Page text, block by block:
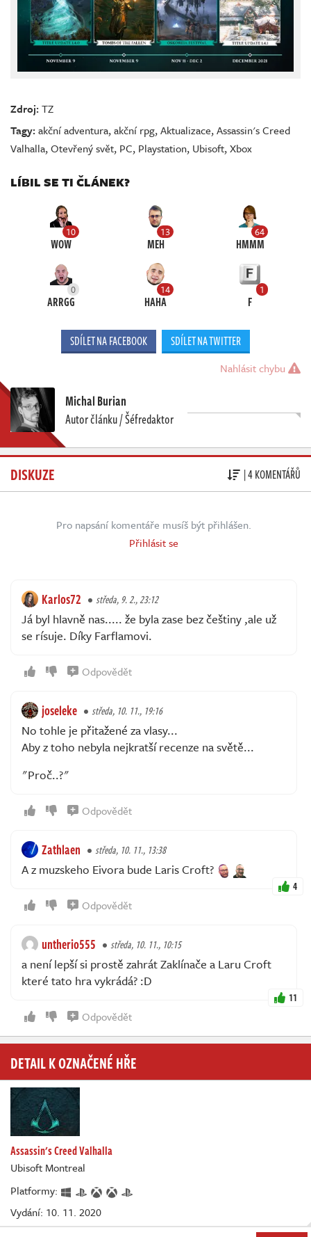
Zdroj:TZ
Tagy:akční adventura,akční rpg,Aktualizace,Assassin's Creed
Valhalla,Otevřený svět, PC, Playstation, Ubisoft,Xbox
LÍBIL SE TI ČLÁNEK?
10
WOW
13
MEH
64
HMMM
0
ARRGG
14
HAHA
1
F
SDÍLET NA FACEBOOK SDÍLET NA TWITTER
Nahlásit chybu
Michal Burian
Autor článku / Šéfredaktor
DISKUZE | 4 KOMENTÁŘŮ
Pro napsání komentáře musíš být přihlášen.
Přihlásit se
Karlos72 středa, 9. 2., 23:12
Já byl hlavně nas..... že byla zase bez češtiny ,ale už
se rísuje. Díky Farflamovi.
Odpovědět
joseleke středa, 10. 11., 19:16
No tohle je přitažené za vlasy...
Aby z toho nebyla nejkratší recenze na světě...
"Proč..?"
Odpovědět
Zathlaen středa, 10. 11., 13:38
A z muzskeho Eivora bude Laris Croft?
4
Odpovědět
untherio555 středa, 10. 11., 10:15
a není lepší si prostě zahrát Zaklínače a Laru Croft
které tato hra vykrádá? :D
11
Odpovědět
DETAIL K OZNAČENÉ HŘE
Assassin's Creed Valhalla
Ubisoft Montreal
Platformy:
Vydání: 10. 11. 2020